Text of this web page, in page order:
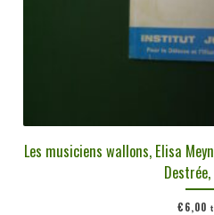
Les musiciens wallons, Elisa
€6,00